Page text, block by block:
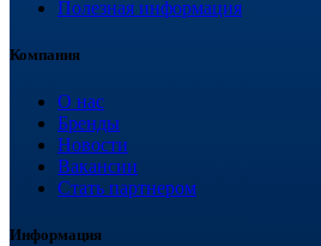
Полезная информация
Компания
О нас
Бренды
Новости
Вакансии
Стать партнером
Информация